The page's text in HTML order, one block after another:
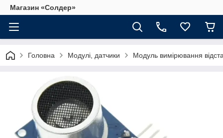
Магазин «Солдер»
Головна Модулі, датчики Модуль вимірювання